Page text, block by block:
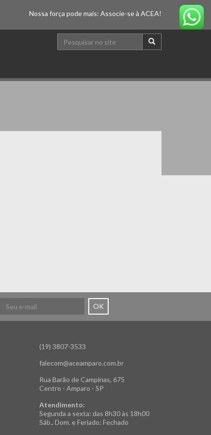
Nossa força pode mais: Associe-se à ACEA!
OK
(19) 3807-3533
falecom@aceamparo.com.br
Rua Barão de Campinas, 675
Centro - Amparo - SP
Atendimento:
Segunda a sexta: das 8h30 às 18h00
Sáb., Dom. e Feriado: Fechado